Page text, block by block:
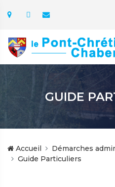
GUIDE
Accueil
Démarches
Guide Particuliers